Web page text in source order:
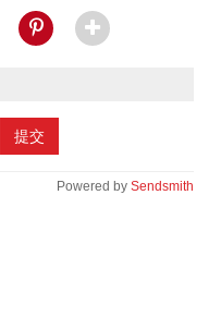
提交
Powered by Sendsmith